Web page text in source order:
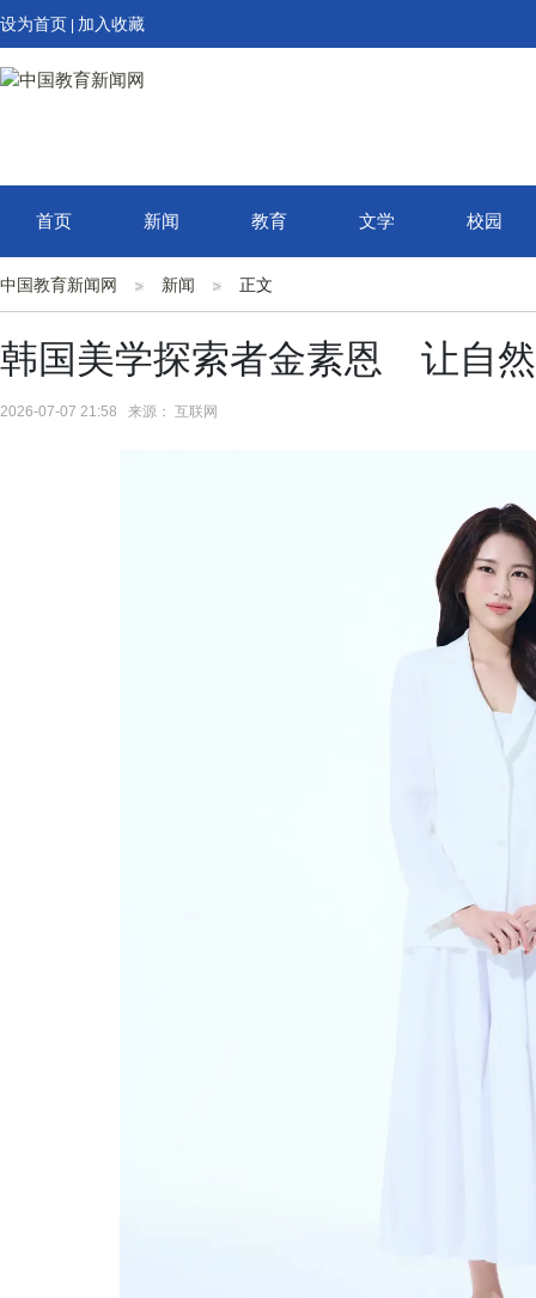
设为首页 加入收藏
首页 新闻 教育 文学 校园
中国教育新闻网 新闻 正文
韩国美学探索者金素恩 让自
2026-07-07 21:58 来源： 互联网